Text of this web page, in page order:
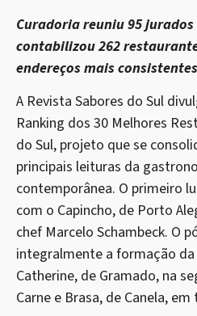
Curadoria reuniu 95
contabilizou 262
endereços mais
A Revista Sabores do Sul
Ranking dos 30 Melhores
do Sul, projeto que se
principais leituras da
contemporânea. O primeiro
com o Capincho, de Porto
chef Marcelo Schambeck. O
integralmente a formação
Catherine, de Gramado, na
Carne e Brasa, de Canela,